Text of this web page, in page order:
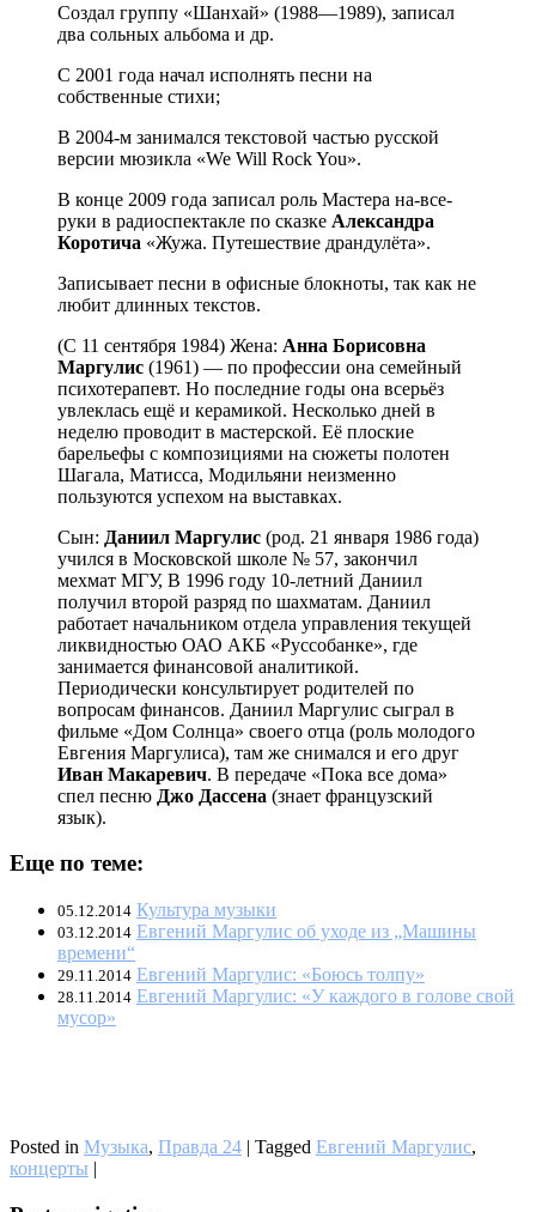
Создал группу «Шанхай» (1988—1989), записал
два сольных альбома и др.
С 2001 года начал исполнять песни на
собственные стихи;
В 2004-м занимался текстовой частью русской
версии мюзикла «We Will Rock You».
В конце 2009 года записал роль Мастера на-все-
руки в радиоспектакле по сказке Александра
Коротича «Жужа. Путешествие драндулёта».
Записывает песни в офисные блокноты, так как не
любит длинных текстов.
(C 11 сентября 1984) Жена: Анна Борисовна
Маргулис (1961) — по профессии она семейный
психотерапевт. Но последние годы она всерьёз
увлеклась ещё и керамикой. Несколько дней в
неделю проводит в мастерской. Её плоские
барельефы с композициями на сюжеты полотен
Шагала, Матисса, Модильяни неизменно
пользуются успехом на выставках.
Сын: Даниил Маргулис (род. 21 января 1986 года)
учился в Московской школе № 57, закончил
мехмат МГУ, В 1996 году 10-летний Даниил
получил второй разряд по шахматам. Даниил
работает начальником отдела управления текущей
ликвидностью ОАО АКБ «Руссобанке», где
занимается финансовой аналитикой.
Периодически консультирует родителей по
вопросам финансов. Даниил Маргулис сыграл в
фильме «Дом Солнца» своего отца (роль молодого
Евгения Маргулиса), там же снимался и его друг
Иван Макаревич. В передаче «Пока все дома»
спел песню Джо Дассена (знает французский
язык).
Еще по теме:
05.12.2014 Культура музыки
03.12.2014 Евгений Маргулис об уходе из „Машины
времени“
29.11.2014 Евгений Маргулис: «Боюсь толпу»
28.11.2014 Евгений Маргулис: «У каждого в голове свой
мусор»
Posted in Музыка, Правда 24 | Tagged Евгений Маргулис,
концерты |